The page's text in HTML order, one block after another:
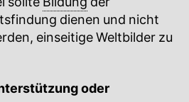
dienen und nicht
einseitige Weltbilder zu
oder